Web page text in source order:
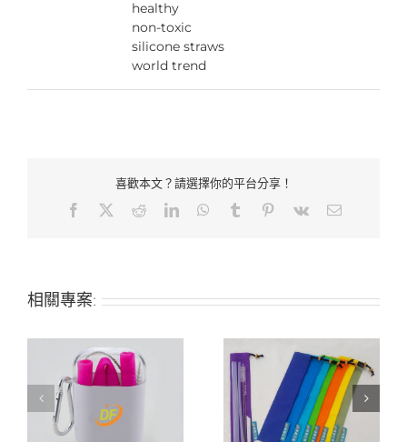
healthy
non-toxic
silicone straws
world trend
喜歡本文？請選擇你的平台分享！
Facebook RedditLinkedInWhatsApp
Tumblr Pinterest
Vk Email:
相關專案:
可打印Logo:七彩束口收
納袋+矽膠吸管23cm
日式和風收納袋(束口
及信封式)+矽膠吸管
23cm